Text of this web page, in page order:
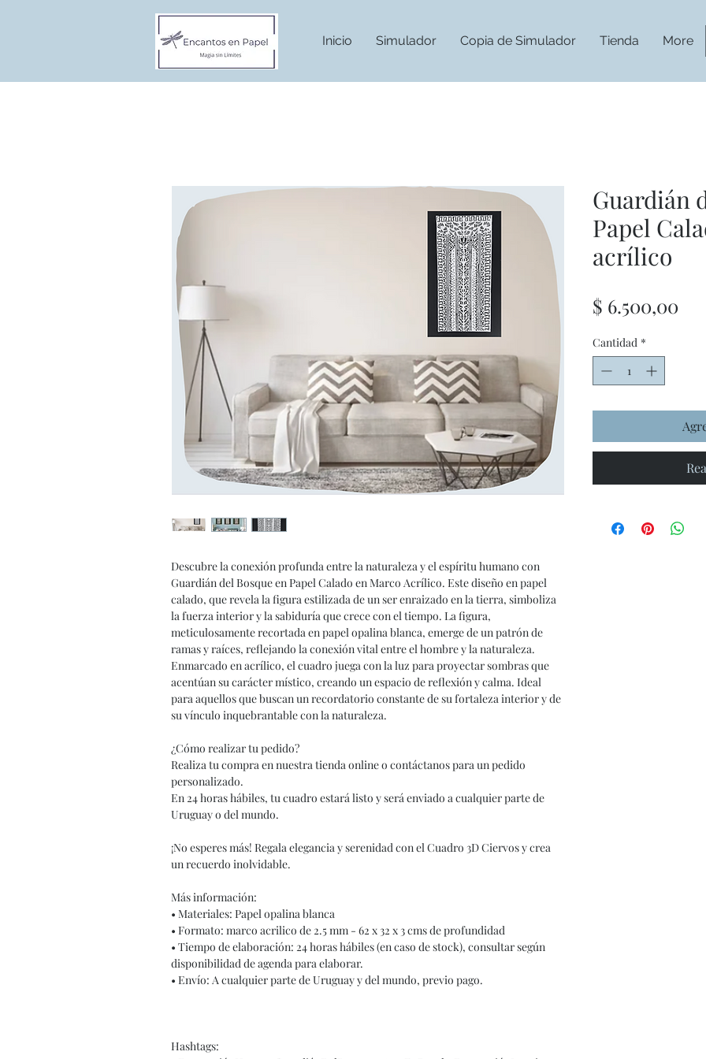
Inicio Simulador Copia de Simulador Tienda More
Descubre la conexión profunda entre la naturaleza y el espíritu humano con
Guardián del Bosque en Papel Calado en Marco Acrílico. Este diseño en papel
calado, que revela la figura estilizada de un ser enraizado en la tierra, simboliza
la fuerza interior y la sabiduría que crece con el tiempo. La figura,
meticulosamente recortada en papel opalina blanca, emerge de un patrón de
ramas y raíces, reflejando la conexión vital entre el hombre y la naturaleza.
Enmarcado en acrílico, el cuadro juega con la luz para proyectar sombras que
acentúan su carácter místico, creando un espacio de reflexión y calma. Ideal
para aquellos que buscan un recordatorio constante de su fortaleza interior y de
su vínculo inquebrantable con la naturaleza.
¿Cómo realizar tu pedido?
Realiza tu compra en nuestra tienda online o contáctanos para un pedido
personalizado.
En 24 horas hábiles, tu cuadro estará listo y será enviado a cualquier parte de
Uruguay o del mundo.
¡No esperes más! Regala elegancia y serenidad con el Cuadro 3D Ciervos y crea
un recuerdo inolvidable.
Más información:
• Materiales: Papel opalina blanca
• Formato: marco acrilico de 2.5 mm - 62 x 32 x 3 cms de profundidad
• Tiempo de elaboración: 24 horas hábiles (en caso de stock), consultar según
disponibilidad de agenda para elaborar.
• Envío: A cualquier parte de Uruguay y del mundo, previo pago.
Hashtags:
Guardián
Papel
acrílico
$ 6.500,00
Cantidad *